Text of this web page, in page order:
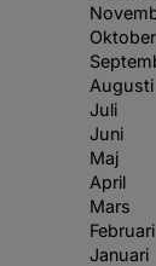
Oktober
Augusti
Juli
Juni
Maj
April
Mars
Februari
Januari